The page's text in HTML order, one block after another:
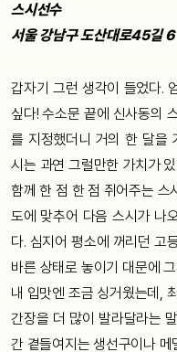
스시선수
서울 강남구 도산대로45길 6
갑자기 그런 생각이 들었다.
싶다! 수소문 끝에 신사동의
를 지정했더니 거의 한 달을
시는 과연 그럴만한 가치가
함께 한 점 한 점 쥐어주는 스
도에 맞추어 다음 스시가 나
다. 심지어 평소에 꺼리던 고
바른 상태로 놓이기 대문에
내 입맛엔 조금 싱거웠는데,
간장을 더 많이 발라달라는
간 곁들여지는 생선구이나 메